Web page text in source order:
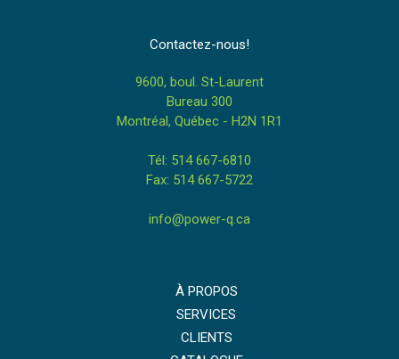
Contactez-nous!
9600, boul. St-Laurent
Bureau 300
Montréal, Québec - H2N 1R1
Tél: 514 667-6810
Fax: 514 667-5722
info@power-q.ca
À PROPOS
SERVICES
CLIENTS